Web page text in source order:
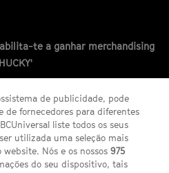
te a ganhar merchandising
YOUTUBEINSTAGRAM
de publicidade, pode
de fornecedores para diferentes
liste todos os seus
utilizada uma seleção mais
Nós e os nossos975
do seu dispositivo, tais